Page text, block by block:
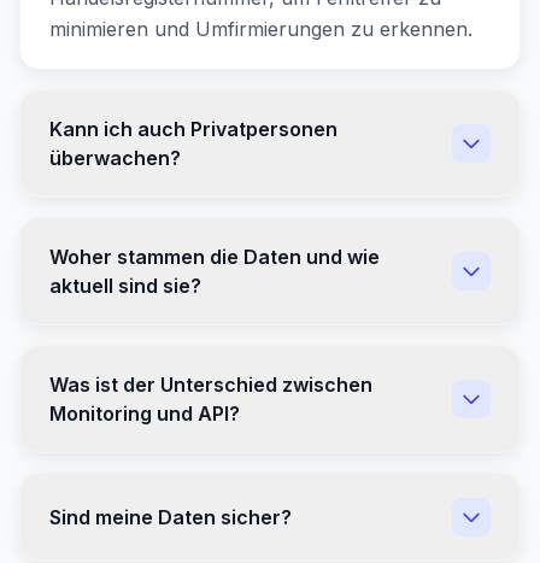
minimieren und Umfirmierungen zu erkennen.
Kann ich auch Privatpersonen
überwachen?
Woher stammen die Daten und wie
aktuell sind sie?
Was ist der Unterschied zwischen
Monitoring und API?
Sind meine Daten sicher?